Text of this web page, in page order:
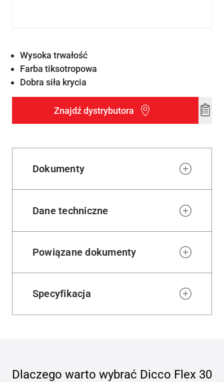
Wysoka trwałość
Farba tiksotropowa
Dobra siła krycia
Znajdź dystrybutora
Add
Dokumenty
Dane techniczne
Powiązane dokumenty
Specyfikacja
Dlaczego warto wybrać Dicco Flex 30